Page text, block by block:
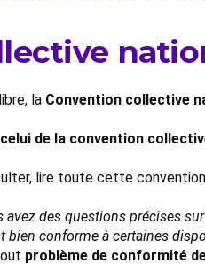
la Convention collective
de la convention
lire toute cette
avez des questions précises
bien conforme à certaines
problème de conformité